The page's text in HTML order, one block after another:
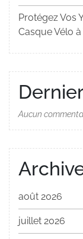
Protégez Vos
Casque Vélo à
Aucun
août 2026
juillet 2026